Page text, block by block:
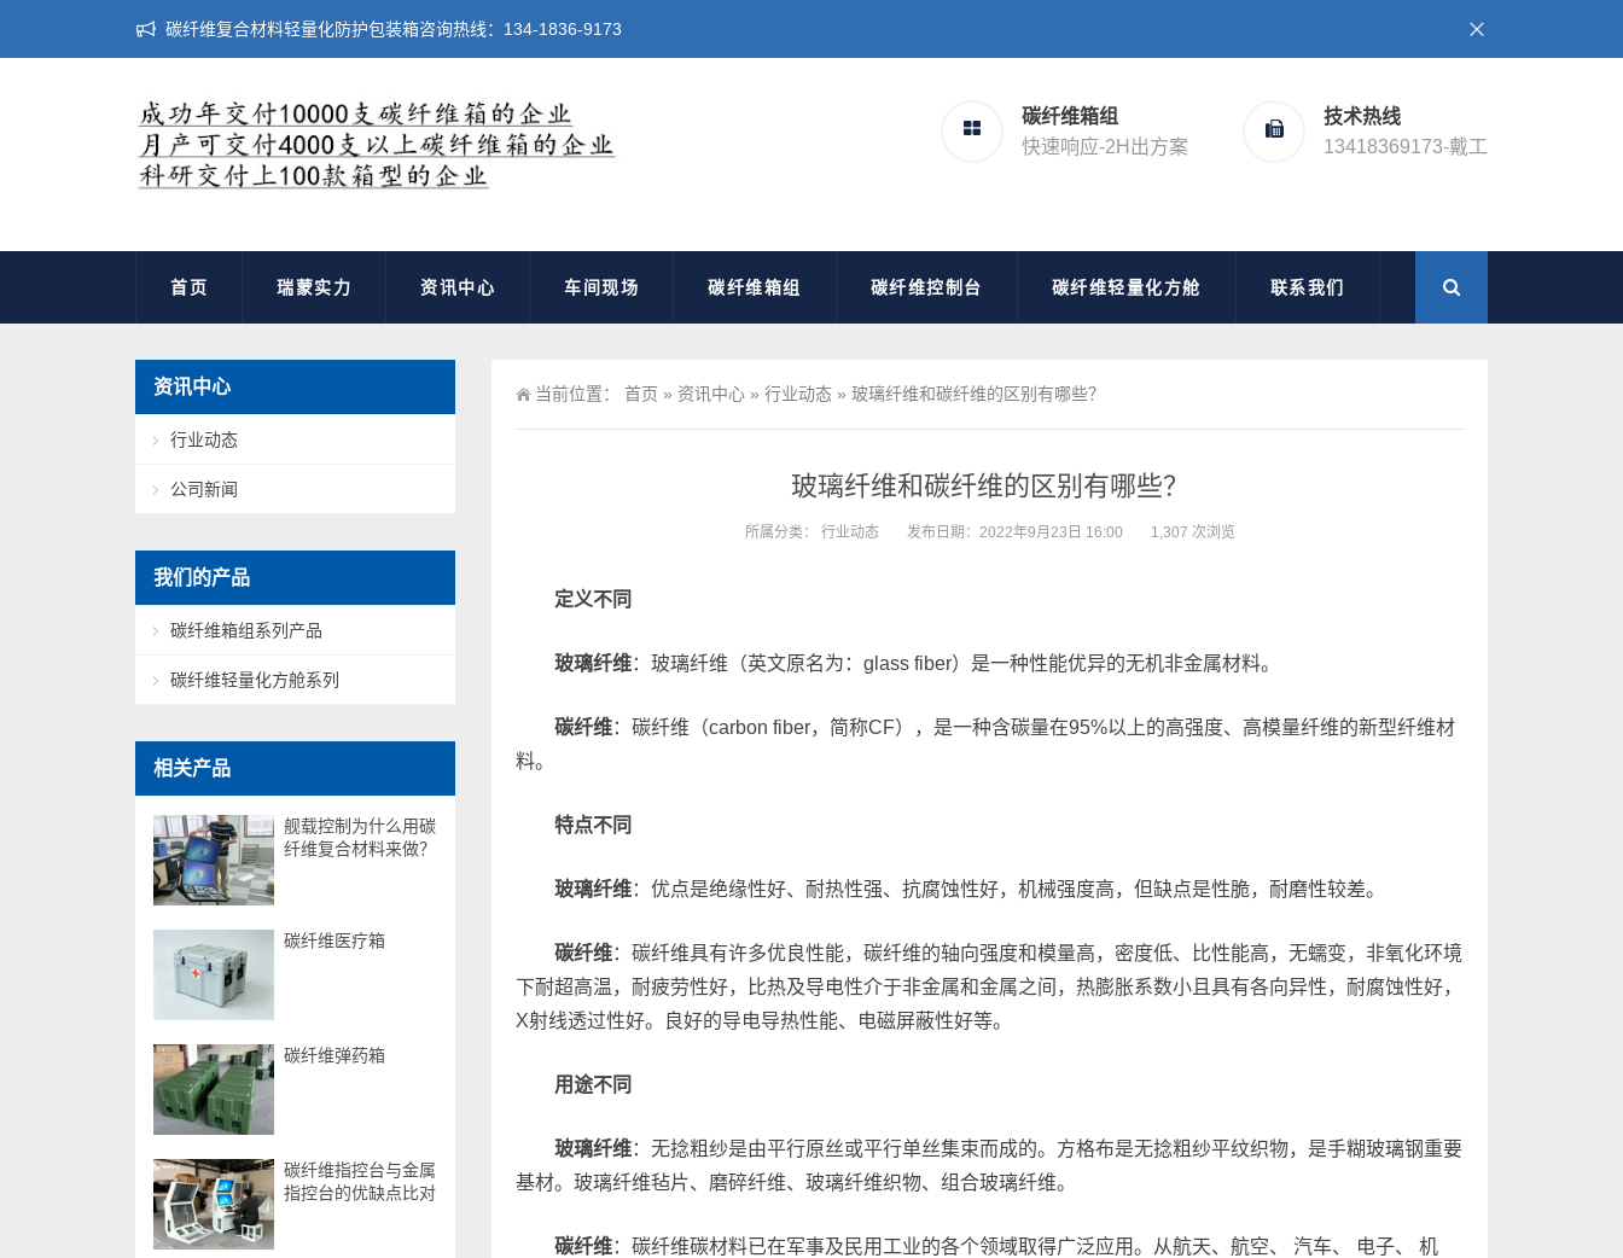
碳纤维复合材料轻量化防护包装箱咨询热线：134-1836-9173
碳纤维箱组
快速响应-2H出方案
技术热线
13418369173-戴工
首页 瑞蒙实力 资讯中心 车间现场 碳纤维箱组 碳纤维控制台 碳纤维轻量化方舱 联系我们
当前位置： 首页 » 资讯中心 » 行业动态 » 玻璃纤维和碳纤维的区别有哪些？
玻璃纤维和碳纤维的区别有哪些？
所属分类： 行业动态 发布日期：2022年9月23日 16:00 1,307 次浏览
定义不同
玻璃纤维：玻璃纤维（英文原名为：glass fiber）是一种性能优异的无机非金属材料。
碳纤维：碳纤维（carbon fiber，简称CF），是一种含碳量在95%以上的高强度、高模量纤维的新型纤维材
料。
特点不同
玻璃纤维：优点是绝缘性好、耐热性强、抗腐蚀性好，机械强度高，但缺点是性脆，耐磨性较差。
碳纤维：碳纤维具有许多优良性能，碳纤维的轴向强度和模量高，密度低、比性能高，无蠕变，非氧化环境
下耐超高温，耐疲劳性好，比热及导电性介于非金属和金属之间，热膨胀系数小且具有各向异性，耐腐蚀性好，
X射线透过性好。良好的导电导热性能、电磁屏蔽性好等。
用途不同
玻璃纤维：无捻粗纱是由平行原丝或平行单丝集束而成的。方格布是无捻粗纱平纹织物，是手糊玻璃钢重要
基材。玻璃纤维毡片、磨碎纤维、玻璃纤维织物、组合玻璃纤维。
碳纤维：碳纤维碳材料已在军事及民用工业的各个领域取得广泛应用。从航天、航空、 汽车、 电子、 机
资讯中心
行业动态
公司新闻
我们的产品
碳纤维箱组系列产品
碳纤维轻量化方舱系列
相关产品
舰载控制为什么用碳
纤维复合材料来做？
碳纤维医疗箱
碳纤维弹药箱
碳纤维指控台与金属
指控台的优缺点比对